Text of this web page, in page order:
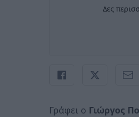
Δες
Γράφει ο Γιώργος